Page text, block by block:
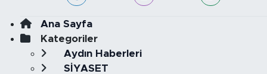
Ana Sayfa
Kategoriler
Aydın Haberleri
SİYASET